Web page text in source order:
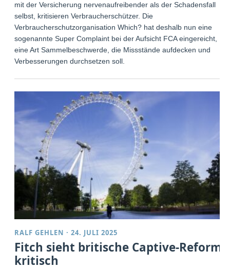
mit der Versicherung nervenaufreibender als der Schadensfall
selbst, kritisieren Verbraucherschützer. Die
Verbraucherschutzorganisation Which? hat deshalb nun eine
sogenannte Super Complaint bei der Aufsicht FCA eingereicht,
eine Art Sammelbeschwerde, die Missstände aufdecken und
Verbesserungen durchsetzen soll.
RALF GEHLEN ·24. JULI 2025
Fitch sieht britische Captive-Reform
kritisch